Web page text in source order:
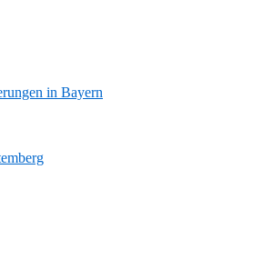
in Bayern